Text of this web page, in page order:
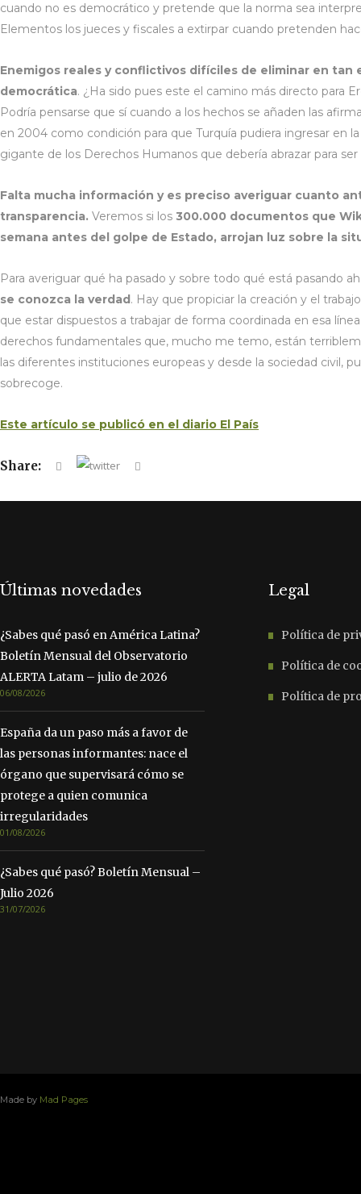
cuando no es democrático y pretende que la norma sea
Elementos los jueces y fiscales a extirpar cuando pretenden
Enemigos reales y conflictivos difíciles de eliminar en
democrática. ¿Ha sido pues este el camino más directo para
Podría pensarse que sí cuando a los hechos se añaden las
en 2004 como condición para que Turquía pudiera ingresar en
gigante de los Derechos Humanos que debería abrazar para
Falta mucha información y es preciso averiguar cuanto
transparencia. Veremos si los 300.000 documentos que
semana antes del golpe de Estado, arrojan luz sobre la
Para averiguar qué ha pasado y sobre todo qué está pasando
se conozca la verdad. Hay que propiciar la creación y el
que estar dispuestos a trabajar de forma coordinada en esa
derechos fundamentales que, mucho me temo, están
las diferentes instituciones europeas y desde la sociedad civil,
sobrecoge.
Este artículo se publicó en el diario El País
Share:
Últimas novedades
¿Sabes qué pasó en América Latina?
Boletín Mensual del Observatorio
ALERTA Latam – julio de 2026
06/08/2026
España da un paso más a favor de
las personas informantes: nace el
órgano que supervisará cómo se
protege a quien comunica
irregularidades
01/08/2026
¿Sabes qué pasó? Boletín Mensual –
Julio 2026
31/07/2026
Legal
Política de
Política de
Política de
Made by Mad Pages